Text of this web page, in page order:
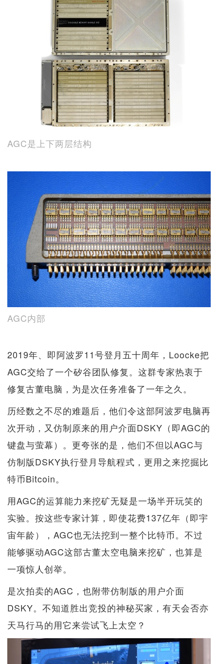
AGC是上下两层结构
AGC内部
2019年、即阿波罗11号登月五十周年，Loocke把
AGC交给了一个矽谷团队修复。这群专家热衷于
修复古董电脑，为是次任务准备了一年之久。
历经数之不尽的难题后，他们令这部阿波罗电脑再
次开动，又仿制原来的用户介面DSKY（即AGC的
键盘与萤幕）。更夸张的是，他们不但以AGC与
仿制版DSKY执行登月导航程式，更用之来挖掘比
特币Bitcoin。
用AGC的运算能力来挖矿无疑是一场半开玩笑的
实验。按这些专家计算，即使花费137亿年（即宇
宙年龄），AGC也无法挖到一整个比特币。不过
能够驱动AGC这部古董太空电脑来挖矿，也算是
一项惊人创举。
是次拍卖的AGC，也附带仿制版的用户介面
DSKY。不知道胜出竞投的神秘买家，有天会否亦
天马行马的用它来尝试飞上太空？